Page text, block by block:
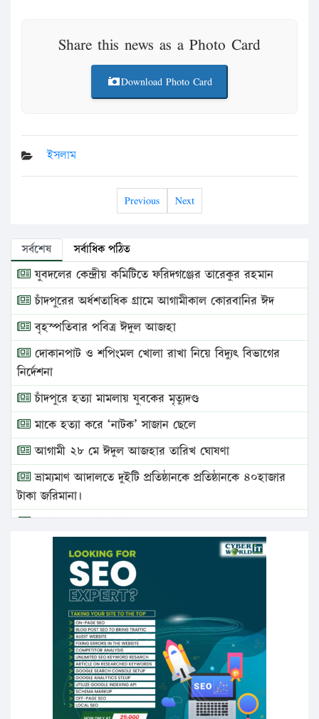
Share this news as a Photo Card
Download Photo Card
ইসলাম
Previous Next
সর্বশেষ সর্বাধিক পঠিত
যুবদলের কেন্দ্রীয় কমিটিতে ফরিদগঞ্জের তারেকুর রহমান
চাঁদপুরের অর্ধশতাধিক গ্রামে আগামীকাল কোরবানির ঈদ
বৃহস্পতিবার পবিত্র ঈদুল আজহা
দোকানপাট ও শপিংমল খোলা রাখা নিয়ে বিদ্যুৎ বিভাগের
নির্দেশনা
চাঁদপুরে হত্যা মামলায় যুবকের মৃত্যুদণ্ড
মাকে হত্যা করে ‘নাটক’ সাজান ছেলে
আগামী ২৮ মে ঈদুল আজহার তারিখ ঘোষণা
ভ্রাম্যমাণ আদালতে দুইটি প্রতিষ্ঠানকে প্রতিষ্ঠানকে ৪০হাজার
টাকা জরিমানা।
এবার লঞ্চের ভাড়া বাড়ল
১৭ থেকে ২১ শতাংশ বিদ্যুতের দাম বাড়ানোর প্রস্তাব পিডিবির
১৬ মে চাঁদপুর ও ২৫ মে ফেনী সফরে যাবেন প্রধানমন্ত্রী
উচ্চশিক্ষায় গৌরবময় অর্জন: পূর্ণ স্কলারশিপে যুক্তরাষ্ট্রে
পিএইচডি করছেন কুয়েটের কৃতি…
সারা দেশে বজ্রাঘাতে ১৪ জনের প্রাণহানি
কঠোর হচ্ছে এসএসসি ও এইচএসসি পরীক্ষা
ফরিদগঞ্জে আগুনে পুড়লো ৬ ব্যবসা প্রতিষ্ঠান